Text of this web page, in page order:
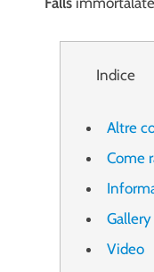
Indice
Altre
Come
Gallery
Video